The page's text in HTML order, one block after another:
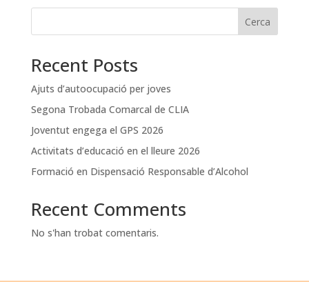
Cerca
Recent Posts
Ajuts d’autoocupació per joves
Segona Trobada Comarcal de CLIA
Joventut engega el GPS 2026
Activitats d’educació en el lleure 2026
Formació en Dispensació Responsable d’Alcohol
Recent Comments
No s'han trobat comentaris.